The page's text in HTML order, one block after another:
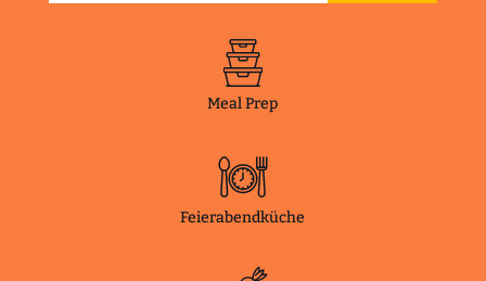
Meal Prep
Feierabendküche